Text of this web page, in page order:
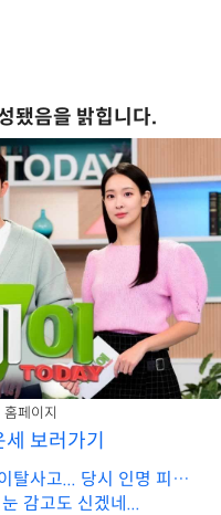
됐음을 밝힙니다.
페이지
보러가기
탈사고... 당시 인명 피해
감고도 신겠네...